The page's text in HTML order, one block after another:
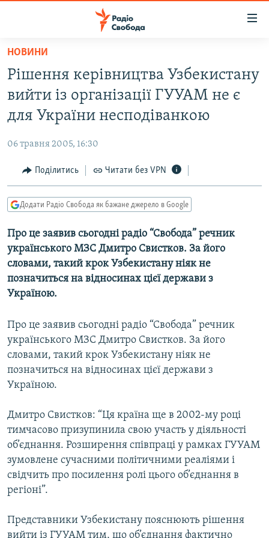
Перейти
основного
матеріалу
Перейти
до
основної
навігації
Перейти
до
пошуку
СТАТТІ
ЕКОНОМІКА
СУСПІЛЬСТВО
УКРАЇНА
СВІТ
РОСІЙСЬКА «ФІЛЬТРАЦІЯ»
ДОНБАС.РЕАЛІЇ
ТИ ЯК?
СХЕМИ
КИТАЙ.ВИКЛИКИ
МУЛЬТИМЕДІА
ФОТО
СПЕЦПРОЄКТИ
ПОДКАСТИ
РУС
УКР
КТАТ
ДОЛУЧАЙСЯ!
НОВИНИ
Рішення керівництва Узбекистану
вийти із організації ГУУАМ не є
для України несподіванкою
06 травня 2005, 16:30
Поділитись Читати без VPN
Додати Радіо Свобода як бажане джерело в Google
Про це заявив сьогодні радіо “Свобода” речник
українського МЗС Дмитро Свистков. За його
словами, такий крок Узбекистану ніяк не
позначиться на відносинах цієї держави з
Україною.
Про це заявив сьогодні радіо “Свобода” речник
українського МЗС Дмитро Свистков. За його
словами, такий крок Узбекистану ніяк не
позначиться на відносинах цієї держави з
Україною.
Дмитро Свистков: “Ця країна ще в 2002-му році
тимчасово призупинила свою участь у діяльності
об’єднання. Розширення співпраці у рамках ГУУАМ
зумовлене сучасними політичними реаліями і
свідчить про посилення ролі цього об’єднання в
регіоні”.
Представники Узбекистану пояснюють рішення
вийти із ГУУАМ тим, що об’єднання фактично